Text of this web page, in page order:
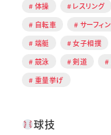
体操
レスリング
自転車
サーフィン
端艇
女子相撲
競泳
剣道
重量挙げ
球技